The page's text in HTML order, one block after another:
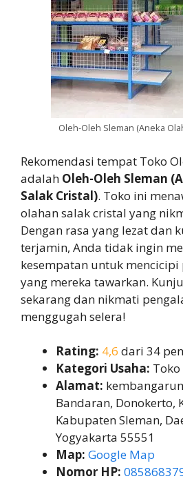
Oleh-Oleh Sleman (Aneka
Rekomendasi tempat Toko
adalah Oleh-Oleh Sleman
Salak Cristal). Toko ini
olahan salak cristal yang
Dengan rasa yang lezat dan
terjamin, Anda tidak ingin
kesempatan untuk
yang mereka tawarkan.
sekarang dan nikmati
menggugah selera!
Rating: 4,6 dari 34
Kategori Usaha:
Alamat:
Bandaran, Donokerto,
Kabupaten Sleman,
Yogyakarta 55551
Map: Google Map
Nomor HP: